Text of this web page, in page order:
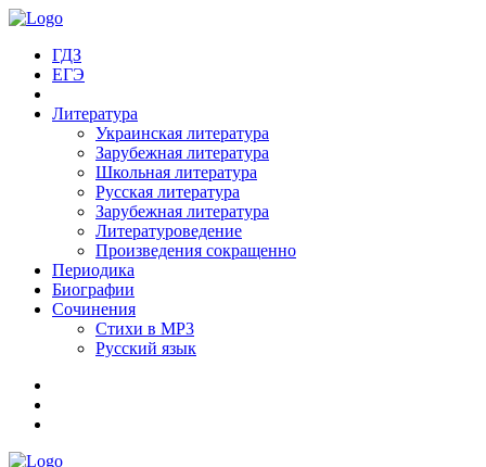
ГДЗ
ЕГЭ
Литература
Украинская литература
Зарубежная литература
Школьная литература
Русская литература
Зарубежная литература
Литературоведение
Произведения сокращенно
Периодика
Биографии
Сочинения
Стихи в MP3
Русский язык